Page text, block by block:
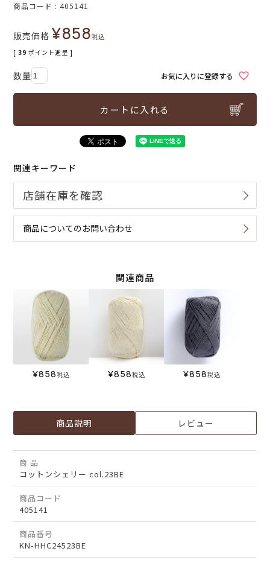
商品コード 405141
販売価格 ¥858税込
[ 39 ポイント進呈 ]
お気に入りに登録する
カートに入れる
関連キーワード
商品についてのお問い合わせ
関連商品
¥858税込 ¥858税込 ¥858税込
商品説明 レビュー
商 品
コットンシェリー col.23BE
商品コード
405141
商品番号
KN-HHC24523BE